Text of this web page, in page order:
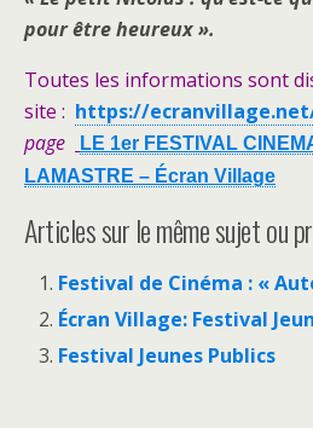
pour être heureux ».
Toutes les informations sont
site : https://
page
LE 1er FESTIVAL
LAMASTRE – Écran Village
Articles sur le même sujet ou
Festival de Cinéma : «
Écran Village: Festival
Festival Jeunes Publics